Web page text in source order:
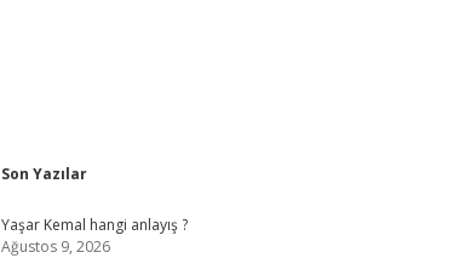
Sidebar
Son Yazılar
Yaşar Kemal hangi anlayış ?
Ağustos 9, 2026
elexbet yeni giriş adresi